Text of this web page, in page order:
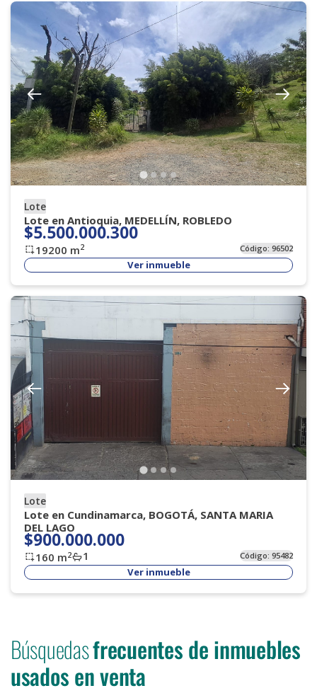
Lote
Lote en Antioquia, MEDELLÍN, ROBLEDO
$5.500.000.300
19200 m2 Código:96502
Ver inmueble
Lote
Lote en Cundinamarca, BOGOTÁ, SANTA MARIA
DEL LAGO
$900.000.000
160 m2 1 Código:95482
Ver inmueble
Búsquedasfrecuentes de inmuebles
usados en venta